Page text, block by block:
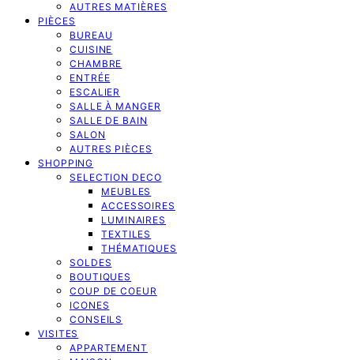
AUTRES MATIÈRES
PIÈCES
BUREAU
CUISINE
CHAMBRE
ENTRÉE
ESCALIER
SALLE À MANGER
SALLE DE BAIN
SALON
AUTRES PIÈCES
SHOPPING
SELECTION DECO
MEUBLES
ACCESSOIRES
LUMINAIRES
TEXTILES
THÉMATIQUES
SOLDES
BOUTIQUES
COUP DE COEUR
ICONES
CONSEILS
VISITES
APPARTEMENT